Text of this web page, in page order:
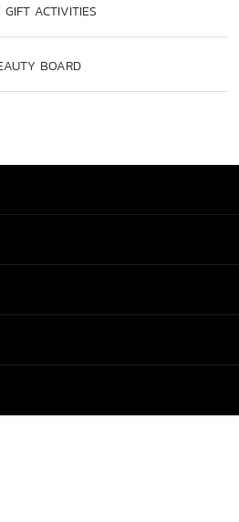
GIFT ACTIVITIES
BOARD